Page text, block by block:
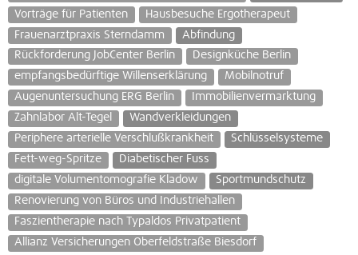
Vorträge für Patienten
Hausbesuche Ergotherapeut
Frauenarztpraxis Sterndamm
Abfindung
Rückforderung JobCenter Berlin
Designküche Berlin
empfangsbedürftige Willenserklärung
Mobilnotruf
Augenuntersuchung ERG Berlin
Immobilienvermarktung
Zahnlabor Alt-Tegel
Wandverkleidungen
Periphere arterielle Verschlußkrankheit
Schlüsselsysteme
Fett-weg-Spritze
Diabetischer Fuss
digitale Volumentomografie Kladow
Sportmundschutz
Renovierung von Büros und Industriehallen
Faszientherapie nach Typaldos Privatpatient
Allianz Versicherungen Oberfeldstraße Biesdorf